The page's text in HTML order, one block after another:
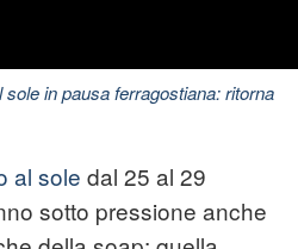
sole in pausa ferragostiana: ritorna
al sole dal 25 al 29
sotto pressione anche